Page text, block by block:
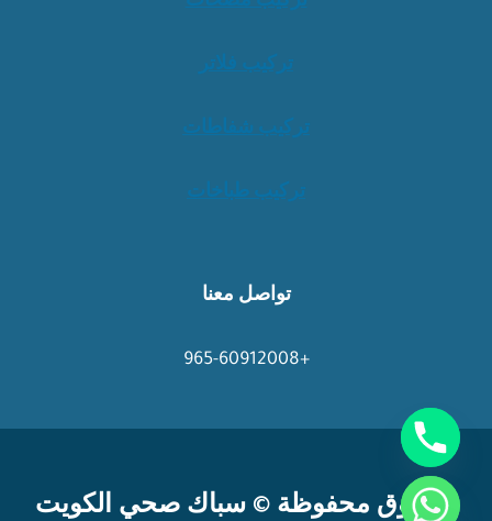
تركيب فلاتر
تركيب شفاطات
تركيب طباخات
تواصل معنا
+965-60912008
الحقوق محفوظة © سباك صحي الكويتchaty